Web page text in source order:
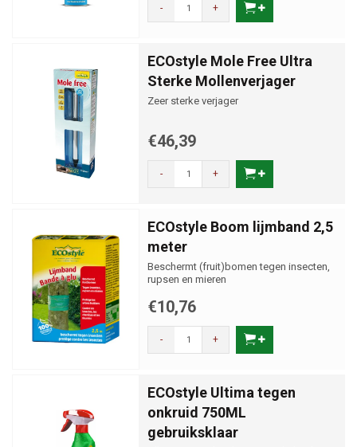
- +
ECOstyle Mole Free Ultra
Sterke Mollenverjager
Zeer sterke verjager
€46,39
- +
ECOstyle Boom lijmband 2,5
meter
Beschermt (fruit)bomen tegen insecten,
rupsen en mieren
€10,76
- +
ECOstyle Ultima tegen
onkruid 750ML
gebruiksklaar